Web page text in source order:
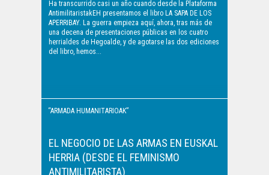
Ha transcurrido casi un año cuando desde la Plataforma
AntimilitaristakEH presentamos el libro LA SAPA DE LOS
APERRIBAY. La guerra empieza aquí, ahora, tras más de
una decena de presentaciones públicas en los cuatro
herrialdes de Hegoalde, y de agotarse las dos ediciones
del libro, hemos...
“ARMADA HUMANITARIOAK”
HUMANITARIOS"
EL NEGOCIO DE LAS ARMAS EN EUSKAL
HERRIA (DESDE EL FEMINISMO
ANTIMILITARISTA)